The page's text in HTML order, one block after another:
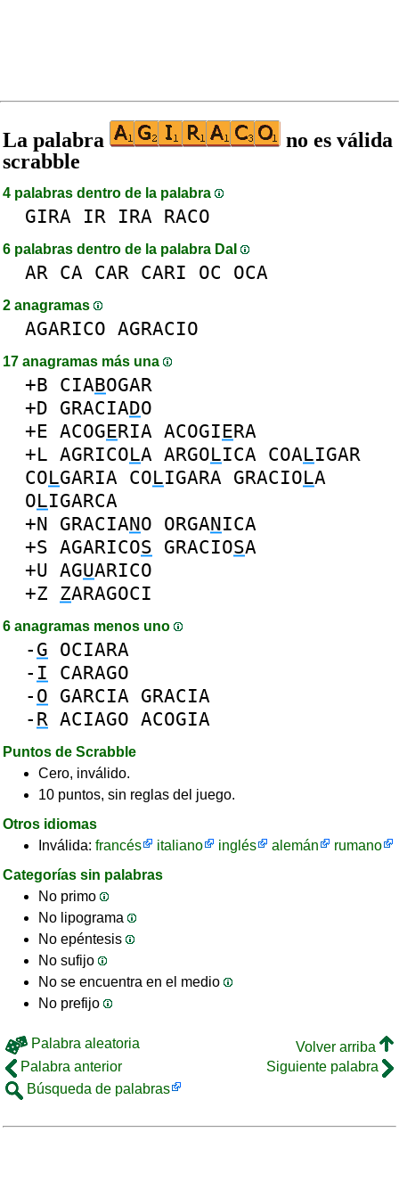
La palabra
no es válida
scrabble
4 palabras dentro de la palabra
GIRA IR IRA RACO
6 palabras dentro de la palabra DaI
AR CA CAR CARI OC OCA
2 anagramas
AGARICO AGRACIO
17 anagramas más una
+B CIABOGAR
+D GRACIADO
+E ACOGERIA ACOGIERA
+L AGRICOLA ARGOLICA COALIGAR
COLGARIA COLIGARA GRACIOLA
OLIGARCA
+N GRACIANO ORGANICA
+S AGARICOS GRACIOSA
+U AGUARICO
+Z ZARAGOCI
6 anagramas menos uno
- G OCIARA
- I
CARAGO
- O GARCIA GRACIA
- R ACIAGO ACOGIA
Puntos de Scrabble
Cero, inválido.
10 puntos, sin reglas del juego.
Otros idiomas
Inválida: francés italiano inglés alemán
rumano
Categorías sin palabras
No primo
No lipograma
No epéntesis
No sufijo
No se encuentra en el medio
No prefijo
Palabra aleatoria
Volver arriba
Palabra anterior
Siguiente palabra
Búsqueda de palabras